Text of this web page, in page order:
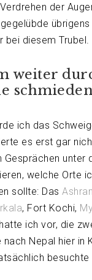
der
bei diesem Trubel.
weiter
ich das
es erst gar
Gesprächen unter
welche Orte
sollte: Das
, Fort Kochi,
ich vor, die
Nepal hier in
besuchte